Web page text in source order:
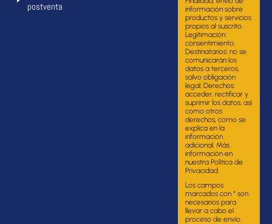
postventa
información sobre
productos y servicios
propios al suscrito.
Legitimación:
consentimiento;
Destinatarios: no se
comunicarán los
datos a terceros,
salvo obligación
legal; Derechos:
acceder, rectificar y
suprimir los datos, así
como otros
derechos, como se
explica en la
información
adicional. Más
información en
nuestra Política de
Privacidad.
Los campos
marcados con * son
necesarios para
llevar a cabo el
proceso de envío.